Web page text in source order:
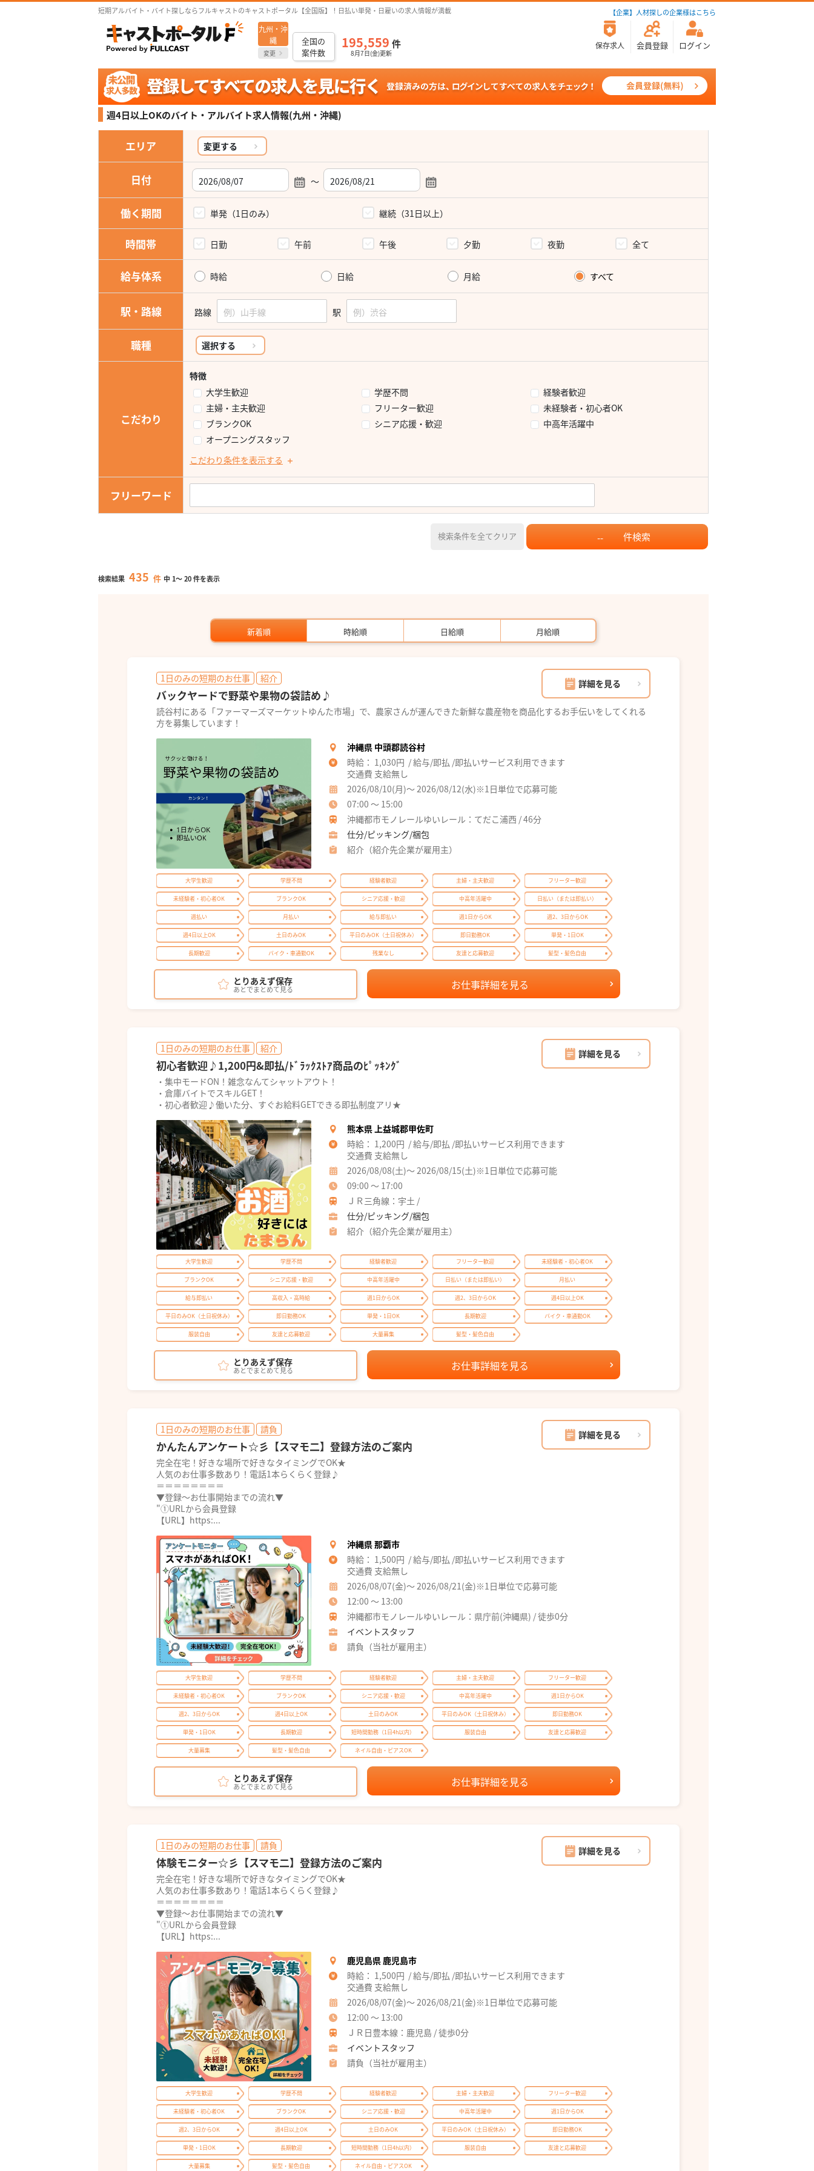
短期アルバイト・バイト探しならフルキャストのキャストポータル【全国版】！日払い単発・日雇いの求人情報が満載 【企業】人材探しの企業様はこちら
九州・沖
縄
変更
全国の
案件数
195,559 件
8月7日(金)更新
保存求人 会員登録 ログイン
週4日以上OKのバイト・アルバイト求人情報(九州・沖縄)
エリア 変更する
日付 ～
働く期間 単発（1日のみ） 継続（31日以上）
時間帯 日勤 午前 午後 夕勤 夜勤 全て
給与体系 時給 日給 月給 すべて
駅・路線 路線 駅
職種 選択する
こだわり
特徴
大学生歓迎
学歴不問
経験者歓迎
主婦・主夫歓迎
フリーター歓迎
未経験者・初心者OK
ブランクOK
シニア応援・歓迎
中高年活躍中
オープニングスタッフ
こだわり条件を表示する
フリーワード
検索条件を全てクリア -- 件検索
検索結果 435 件 中 1～20件を表示
新着順 時給順 日給順 月給順
1日のみの短期のお仕事 紹介 詳細を見る
バックヤードで野菜や果物の袋詰め♪
読谷村にある「ファーマーズマーケットゆんた市場」で、農家さんが運んできた新鮮な農産物を商品化するお手伝いをしてくれる
方を募集しています！
沖縄県 中頭郡読谷村
時給： 1,030円 / 給与/即払 /即払いサービス利用できます
交通費 支給無し
2026/08/10(月)～ 2026/08/12(水)※1日単位で応募可能
07:00 ～ 15:00
沖縄都市モノレールゆいレール：てだこ浦西 / 46分
仕分/ピッキング/梱包
紹介（紹介先企業が雇用主）
大学生歓迎 学歴不問 経験者歓迎 主婦・主夫歓迎 フリーター歓迎
未経験者・初心者OK ブランクOK シニア応援・歓迎 中高年活躍中 日払い（または即払い）
週払い 月払い 給与即払い 週1日からOK 週2、3日からOK
週4日以上OK 土日のみOK 平日のみOK（土日祝休み） 即日勤務OK 単発・1日OK
長期歓迎 バイク・車通勤OK 残業なし 友達と応募歓迎 髪型・髪色自由
とりあえず保存
あとでまとめて見る お仕事詳細を見る
1日のみの短期のお仕事 紹介 詳細を見る
初心者歓迎♪1,200円&即払/ﾄﾞﾗｯｸｽﾄｱ商品のﾋﾟｯｷﾝｸﾞ
・集中モードON！雑念なんてシャットアウト！
・倉庫バイトでスキルGET！
・初心者歓迎♪働いた分、すぐお給料GETできる即払制度アリ★
熊本県 上益城郡甲佐町
時給： 1,200円 / 給与/即払 /即払いサービス利用できます
交通費 支給無し
2026/08/08(土)～ 2026/08/15(土)※1日単位で応募可能
09:00 ～ 17:00
ＪＲ三角線：宇土 /
仕分/ピッキング/梱包
紹介（紹介先企業が雇用主）
大学生歓迎 学歴不問 経験者歓迎 フリーター歓迎 未経験者・初心者OK
ブランクOK シニア応援・歓迎 中高年活躍中 日払い（または即払い） 月払い
給与即払い 高収入・高時給 週1日からOK 週2、3日からOK 週4日以上OK
平日のみOK（土日祝休み） 即日勤務OK 単発・1日OK 長期歓迎 バイク・車通勤OK
服装自由 友達と応募歓迎 大量募集 髪型・髪色自由
とりあえず保存
あとでまとめて見る お仕事詳細を見る
1日のみの短期のお仕事 請負 詳細を見る
かんたんアンケート☆彡【スマモ二】登録方法のご案内
完全在宅！好きな場所で好きなタイミングでOK★
人気のお仕事多数あり！電話1本らくらく登録♪
＝＝＝＝＝＝＝＝
▼登録～お仕事開始までの流れ▼
"①URLから会員登録
【URL】https:...
沖縄県 那覇市
時給： 1,500円 / 給与/即払 /即払いサービス利用できます
交通費 支給無し
2026/08/07(金)～ 2026/08/21(金)※1日単位で応募可能
12:00 ～ 13:00
沖縄都市モノレールゆいレール：県庁前(沖縄県) / 徒歩0分
イベントスタッフ
請負（当社が雇用主）
大学生歓迎 学歴不問 経験者歓迎 主婦・主夫歓迎 フリーター歓迎
未経験者・初心者OK ブランクOK シニア応援・歓迎 中高年活躍中 週1日からOK
週2、3日からOK 週4日以上OK 土日のみOK 平日のみOK（土日祝休み） 即日勤務OK
単発・1日OK 長期歓迎 短時間勤務（1日4h以内） 服装自由 友達と応募歓迎
大量募集 髪型・髪色自由 ネイル自由・ピアスOK
とりあえず保存
あとでまとめて見る お仕事詳細を見る
1日のみの短期のお仕事 請負 詳細を見る
体験モニター☆彡【スマモ二】登録方法のご案内
完全在宅！好きな場所で好きなタイミングでOK★
人気のお仕事多数あり！電話1本らくらく登録♪
＝＝＝＝＝＝＝＝
▼登録～お仕事開始までの流れ▼
"①URLから会員登録
【URL】https:...
鹿児島県 鹿児島市
時給： 1,500円 / 給与/即払 /即払いサービス利用できます
交通費 支給無し
2026/08/07(金)～ 2026/08/21(金)※1日単位で応募可能
12:00 ～ 13:00
ＪＲ日豊本線：鹿児島 / 徒歩0分
イベントスタッフ
請負（当社が雇用主）
大学生歓迎 学歴不問 経験者歓迎 主婦・主夫歓迎 フリーター歓迎
未経験者・初心者OK ブランクOK シニア応援・歓迎 中高年活躍中 週1日からOK
週2、3日からOK 週4日以上OK 土日のみOK 平日のみOK（土日祝休み） 即日勤務OK
単発・1日OK 長期歓迎 短時間勤務（1日4h以内） 服装自由 友達と応募歓迎
大量募集 髪型・髪色自由 ネイル自由・ピアスOK